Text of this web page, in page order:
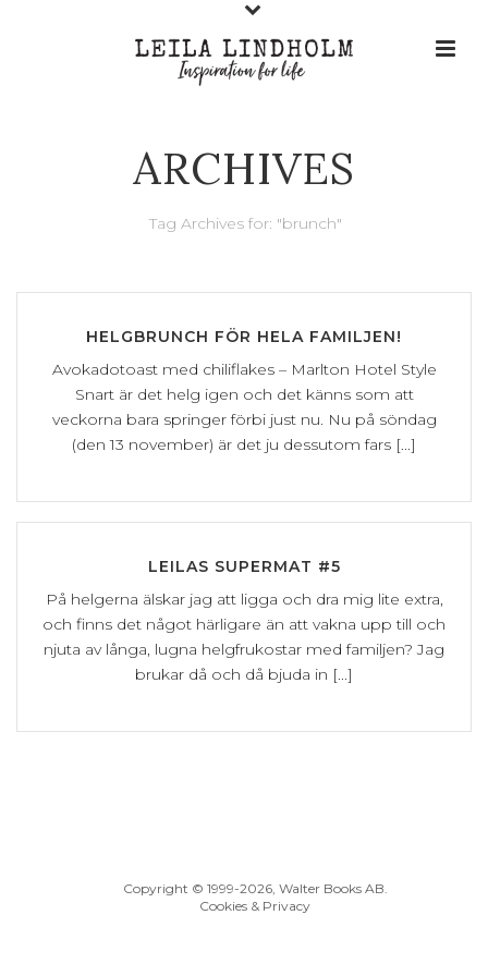
ARCHIVES
Tag Archives for: "brunch"
HELGBRUNCH FÖR HELA FAMILJEN!
Avokadotoast med chiliflakes – Marlton Hotel Style
Snart är det helg igen och det känns som att
veckorna bara springer förbi just nu. Nu på söndag
(den 13 november) är det ju dessutom fars [...]
LEILAS SUPERMAT #5
På helgerna älskar jag att ligga och dra mig lite extra,
och finns det något härligare än att vakna upp till och
njuta av långa, lugna helgfrukostar med familjen? Jag
brukar då och då bjuda in [...]
Copyright © 1999-2026, Walter Books AB.
Cookies & Privacy